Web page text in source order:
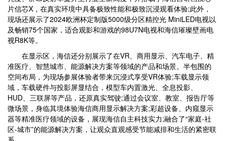
片信芯X，在真实环境中具备极致性能和极致沉浸观看体验;此外，
现场还展示了2024欧洲杯定制版5000级分区精控光 MiniLED电视以
及畅销75个国家，适合观影和游戏的98U7N电视和海信璀璨壁画电
视R8K等。
在显示区，海信还分别展示了在VR、商用显示、汽车电子、精
准医疗、智慧城市、能源解决方案等领域的产品和场景。半包围的
空间布局，为现场参展体验者带来沉浸式享受VR体验;车载显示领
域，车载硬件与投影屏显结合，模型车内置激光、全息投影、
HUD、三联屏等产品，还原真实驾驶;通过会议室、教室、报告厅等
微场景，身临其境体验海信商用显示解决方案;彩超设备、内窥显示
器等精准医疗领域的设备，展现海信自主科技实力;融合了“家庭-社
区-城市”的能源解决方案，让观众直观感受节能减排和生活的紧密联